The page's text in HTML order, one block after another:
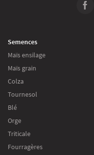
Semences
Maïs ensilage
Maïs grain
Colza
Tournesol
Blé
Orge
Triticale
Fourragères